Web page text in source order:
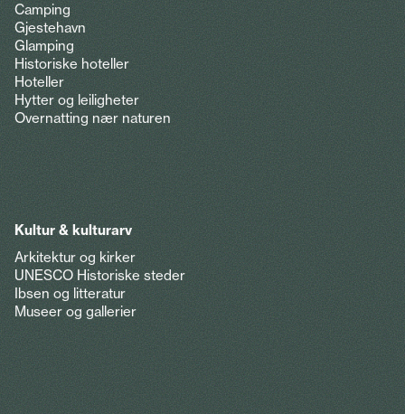
Camping
Gjestehavn
Glamping
Historiske hoteller
Hoteller
Hytter og leiligheter
Overnatting nær naturen
Kultur & kulturarv
Arkitektur og kirker
UNESCO Historiske steder
Ibsen og litteratur
Museer og gallerier